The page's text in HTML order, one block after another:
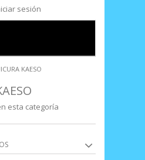
sesión
KAESO
esta categoría